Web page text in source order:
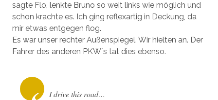
sagte Flo, lenkte Bruno so weit links wie möglich und
schon krachte es. Ich ging reflexartig in Deckung, da
mir etwas entgegen flog.
Es war unser rechter Außenspiegel. Wir hielten an. Der
Fahrer des anderen PKW´s tat dies ebenso.
I drive this road…